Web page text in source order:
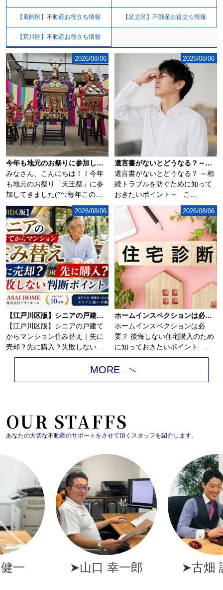
【葛飾区】不動産お役立ち情報 【足立区】不動産お役立ち情報
【荒川区】不動産お役立ち情報
今年も地元のお祭りに参加してきました(^^♪
みなさん、こんにちは！！今年
も地元のお祭り「天王祭」に参
加してきました(^^♪毎年この時
期になるとソ...
2026/08/06
遺言書がないとどうなる？～相続トラブルを防ぐために知っておきたいポイント～
遺言書がないとどうなる？ ～相
続トラブルを防ぐために知って
おきたいポイント～ こ...
2026/08/06
【江戸川区版】シニアの戸建てからマンション住み替え｜先に売却？先に購入？失敗しない判断ポイント！！
【江戸川区版】シニアの戸建て
からマンション住み替え｜先に
売却？先に購入？失敗しない判
断ポイント！戸建...
2026/08/06
ホームインスペクションは必要？
ホームインスペクションは必
要？ 後悔しない住宅購入のため
2026/08/06
MORE
OUR STAFFS
あなたの大切な不動産のサポートをさせて頂くスタッフを紹介します。
郎 ➤古畑 誠一郎 ➤岩井